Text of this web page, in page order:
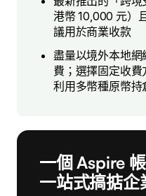
港幣 10,000 元）
議用於商業收款
盡量以境外本地
費；選擇固定收費
利用多幣種原幣
一個 Aspire
一站式搞掂企